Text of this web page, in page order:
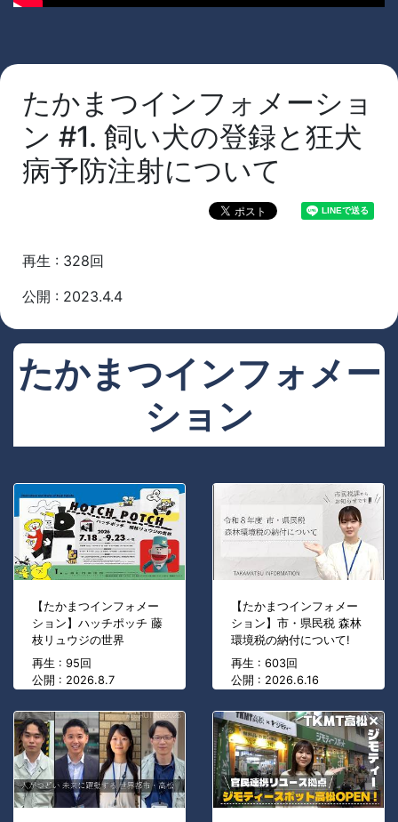
たかまつインフォメーショ
ン #1. 飼い犬の登録と狂犬
病予防注射について
再生 : 328回
公開 : 2023.4.4
たかまつインフォメー
ション
【たかまつインフォメー
ション】ハッチポッチ 藤
枝リュウジの世界
再生 : 95回
公開 : 2026.8.7
【たかまつインフォメー
ション】市・県民税 森林
環境税の納付について!
再生 : 603回
公開 : 2026.6.16